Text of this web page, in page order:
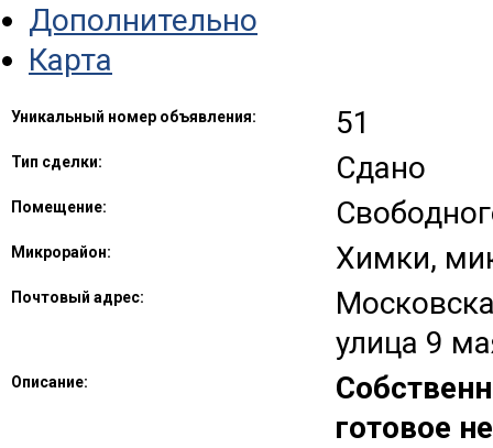
Дополнительно
Карта
Уникальный номер объявления: 51
Тип сделки: Сдано
Помещение:
Микрорайон: Химки,
Почтовый адрес:
улица 9
Описание:
готовое